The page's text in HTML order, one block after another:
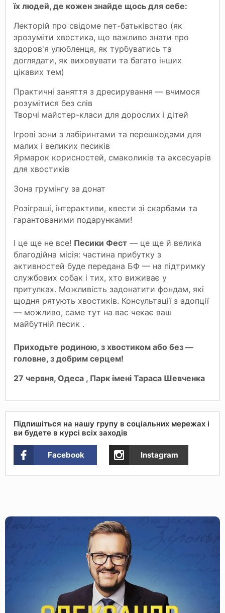
їх людей, де кожен знайде щось для себе:
Лекторій про свідоме пет-батьківство (як
зрозуміти хвостика, що важливо знати про
здоров'я улюбленця, як турбуватись та
доглядати, як виховувати та багато інших
цікавих тем)
Практичні заняття з дресирування — вчимося
розумітися без слів
Творчі майстер-класи для дорослих і дітей
Ігрові зони з лабіринтами та перешкодами для
малих і великих песиків
Ярмарок корисностей, смаколиків та аксесуарів
для хвостиків
Зона грумінгу за донат
Розіграші, інтерактиви, квести зі скарбами та
гарантованими подарунками!
І це ще не все! Песики Фест — це ще й велика
благодійна місія: частина прибутку з
активностей буде передана БФ — на підтримку
службових собак і тих, хто виживає у
притулках. Можливість задонатити фондам, які
щодня рятують хвостиків. Консультації з адопції
— можливо, саме тут на вас чекає ваш
майбутній песик .
Приходьте родиною, з хвостиком або без —
головне, з добрим серцем!
27 червня, Одеса , Парк імені Тараса Шевченка
Підпишіться на нашу групу в соціальних мережах і
ви будете в курсі всіх заходів
Facebook Instagram